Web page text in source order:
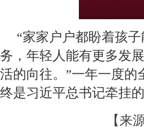
“家家户户都盼着孩
务，年轻人能有更多发
活的向往。”一年一度的
终是习近平总书记牵挂的
【来